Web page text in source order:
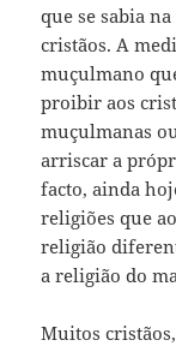
que se sabia
cristãos. A
muçulmano
proibir aos
muçulmanas
arriscar a
facto, ainda
religiões que
religião
a religião do
Muitos